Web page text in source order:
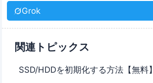
Grok
関連トピックス
SSD/HDDを初期化する方法【無料】